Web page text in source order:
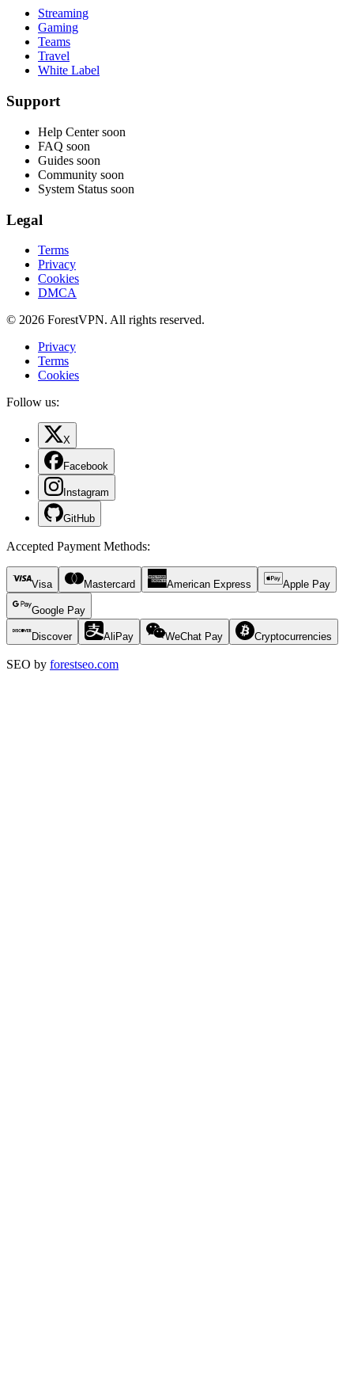
Streaming
Gaming
Teams
Travel
White Label
Support
Help Center soon
FAQ soon
Guides soon
Community soon
System Status soon
Legal
Terms
Privacy
Cookies
DMCA
© 2026 ForestVPN. All rights reserved.
Privacy
Terms
Cookies
Follow us:
X
Facebook
Instagram
GitHub
Accepted Payment Methods:
Visa Mastercard American Express Apple Pay
Google Pay
Discover AliPay WeChat Pay Cryptocurrencies
SEO by forestseo.com